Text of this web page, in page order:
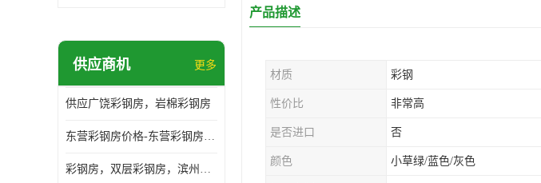
供应商机 更多
供应广饶彩钢房，岩棉彩钢房
东营彩钢房价格-东营彩钢房厂家-东营防火彩钢房
彩钢房，双层彩钢房，滨州彩钢房，雅致房，轻钢结构
产品描述
材质 彩钢
性价比 非常高
是否进口 否
颜色 小草绿/蓝色/灰色